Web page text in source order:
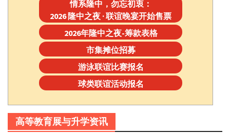
情系隆中，勿忘初衷：
2026 隆中之夜 · 联谊晚宴开始售票
2026年隆中之夜-筹款表格
市集摊位招募
游泳联谊比赛报名
球类联谊活动报名
高等教育展与升学资讯